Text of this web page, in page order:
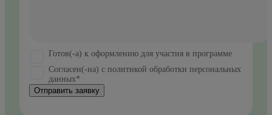
Готов(-а) к оформлению для участия в программе
Согласен(-на) с политикой обработки персональных
данных*
Отправить заявку